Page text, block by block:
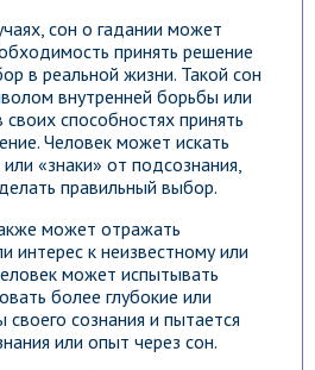
сон о гадании может
принять решение
в реальной жизни. Такой сон
внутренней борьбы или
своих способностях принять
Человек может искать
«знаки» от подсознания,
правильный выбор.
может отражать
интерес к неизвестному или
может испытывать
более глубокие или
своего сознания и пытается
или опыт через сон.